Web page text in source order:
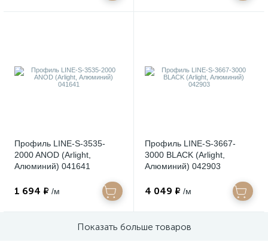
Профиль LINE-S-3535-
2000 ANOD (Arlight,
Алюминий) 041641
1 694 ₽ /м
Профиль LINE-S-3667-
3000 BLACK (Arlight,
Алюминий) 042903
4 049 ₽ /м
Показать больше товаров